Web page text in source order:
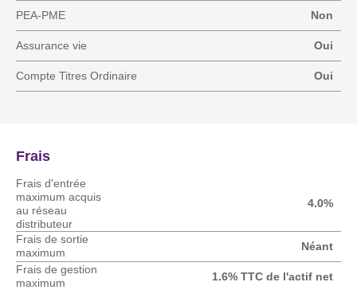
PEA-PME Non
Assurance vie Oui
Compte Titres Ordinaire Oui
Frais
Frais d'entrée
maximum acquis
au réseau
distributeur
4.0%
Frais de sortie
maximum
Néant
Frais de gestion
maximum
1.6% TTC de l'actif net